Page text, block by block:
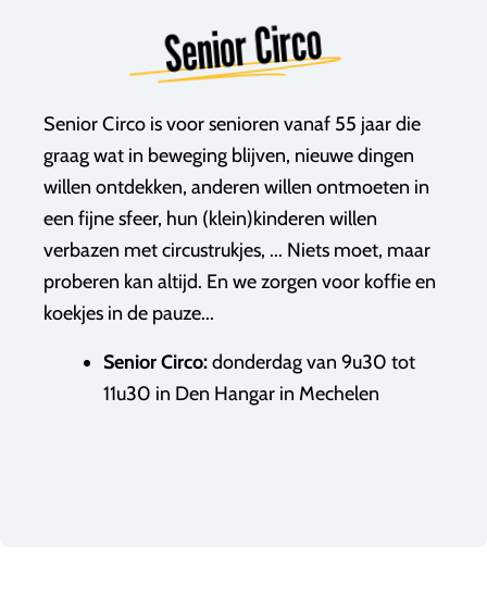
Senior Circo
Senior Circo is voor senioren vanaf 55 jaar die
graag wat in beweging blijven, nieuwe dingen
willen ontdekken, anderen willen ontmoeten in
een fijne sfeer, hun (klein)kinderen willen
verbazen met circustrukjes, ... Niets moet, maar
proberen kan altijd. En we zorgen voor koffie en
koekjes in de pauze...
Senior Circo:donderdag van 9u30 tot
11u30 in Den Hangar in Mechelen